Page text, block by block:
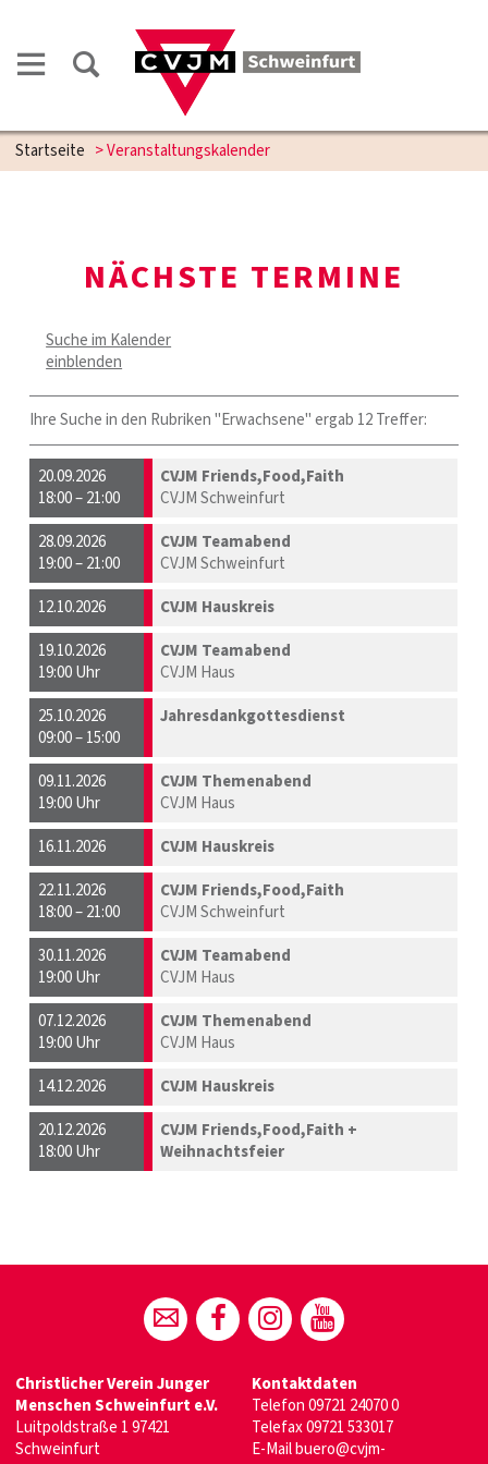
Startseite > Veranstaltungskalender
NÄCHSTE TERMINE
Suche im Kalender
einblenden
Ihre Suche in den Rubriken "Erwachsene" ergab 12 Treffer:
20.09.2026
18:00 – 21:00
CVJM Friends,Food,Faith
CVJM Schweinfurt
28.09.2026
19:00 – 21:00
CVJM Teamabend
CVJM Schweinfurt
12.10.2026
CVJM Hauskreis
19.10.2026
19:00 Uhr
CVJM Teamabend
CVJM Haus
25.10.2026
09:00 – 15:00
Jahresdankgottesdienst
09.11.2026
19:00 Uhr
CVJM Themenabend
CVJM Haus
16.11.2026
CVJM Hauskreis
22.11.2026
18:00 – 21:00
CVJM Friends,Food,Faith
CVJM Schweinfurt
30.11.2026
19:00 Uhr
CVJM Teamabend
CVJM Haus
07.12.2026
19:00 Uhr
CVJM Themenabend
CVJM Haus
14.12.2026
CVJM Hauskreis
20.12.2026
18:00 Uhr
CVJM Friends,Food,Faith +
Weihnachtsfeier
Christlicher Verein Junger
MenschenSchweinfurt e.V.
Luitpoldstraße 1 97421
Schweinfurt
Kontaktdaten
Telefon09721 24070 0
Telefax 09721 533017
E-Mailbuero@cvjm-